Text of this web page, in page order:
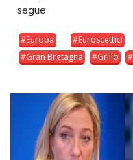
segue
Europa Euroscettici
Gran Bretagna
Grillo